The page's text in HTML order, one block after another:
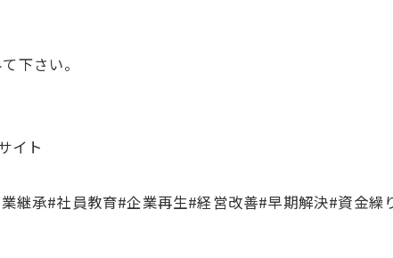
下さい。
イト
継承#社員教育#企業再生#経営改善#早期解決#資金